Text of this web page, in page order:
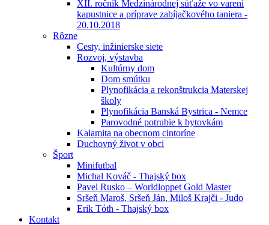
XII. ročník Medzinárodnej súťaže vo varení
kapustnice a príprave zabíjačkového taniera -
20.10.2018
Rôzne
Cesty, inžinierske siete
Rozvoj, výstavba
Kultúrny dom
Dom smútku
Plynofikácia a rekonštrukcia Materskej
školy
Plynofikácia Banská Bystrica - Nemce
Parovodné potrubie k bytovkám
Kalamita na obecnom cintoríne
Duchovný život v obci
Šport
Minifutbal
Michal Kováč - Thajský box
Pavel Rusko – Worldloppet Gold Master
Sršeň Maroš, Sršeň Ján, Miloš Krajči - Judo
Erik Tóth - Thajský box
Kontakt